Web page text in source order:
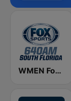
WMEN Fox Sports 640